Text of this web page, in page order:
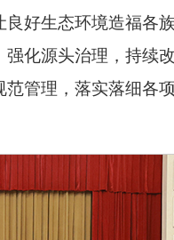
好生态环境造福各
化源头治理，持续
管理，落实落细各